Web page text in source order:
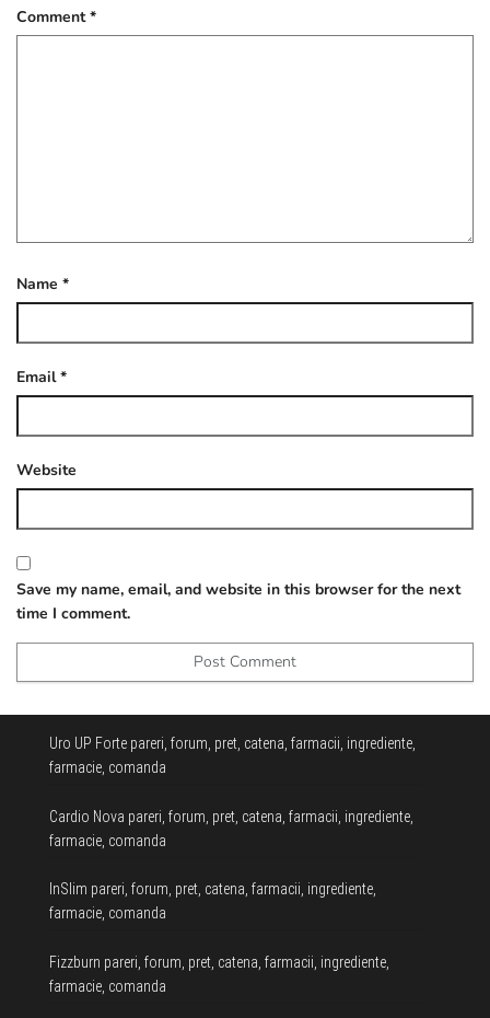
Comment*
Name *
Email*
Website
Save my name, email, and website in this browser for the next
time I comment.
Uro UP Forte pareri, forum, pret, catena, farmacii, ingrediente,
farmacie, comanda
Cardio Nova pareri, forum, pret, catena, farmacii, ingrediente,
farmacie, comanda
InSlim pareri, forum, pret, catena, farmacii, ingrediente,
farmacie, comanda
Fizzburn pareri, forum, pret, catena, farmacii, ingrediente,
farmacie, comanda